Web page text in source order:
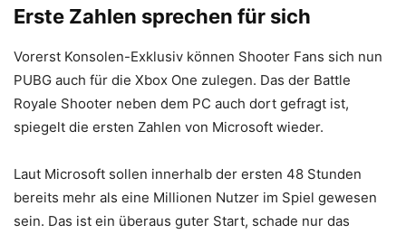
Erste Zahlen sprechen für sich
Vorerst Konsolen-Exklusiv können Shooter Fans sich nun
PUBG auch für die Xbox One zulegen. Das der Battle
Royale Shooter neben dem PC auch dort gefragt ist,
spiegelt die ersten Zahlen von Microsoft wieder.
Laut Microsoft sollen innerhalb der ersten 48 Stunden
bereits mehr als eine Millionen Nutzer im Spiel gewesen
sein. Das ist ein überaus guter Start, schade nur das